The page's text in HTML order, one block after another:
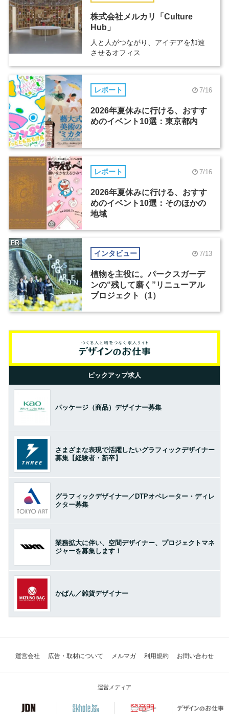
株式会社メルカリ「Culture
Hub」
人と人がつながり、アイデアを加速
させるオフィス
レポート 7/16
2026年夏休みに行ける、おすす
めのイベント10選：東京都内
レポート 7/16
2026年夏休みに行ける、おすす
めのイベント10選：そのほかの
地域
インタビュー 7/13
植物を主役に。パークスガーデ
ンの“残して磨く”リニューアル
プロジェクト（1）
PR
ピックアップ求人
パッケージ（商品）デザイナー募集
さまざまな表現で活躍したいグラフィックデザイナー
募集【経験者・新卒】
グラフィックデザイナー／DTPオペレーター・ディレ
クター募集
業務拡大に伴い、空間デザイナー、プロジェクトマネ
ジャーを募集します！
かばん／雑貨デザイナー
運営会社 広告・取材について メルマガ 利用規約 お問い合わせ
運営メディア